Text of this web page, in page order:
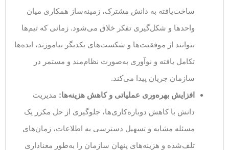
ساخت‌یافته به دانش مشترک، زمینه‌ساز همکاری میان
واحدها و شکل‌گیری تفکر خلاق می‌شود. زمانی که تیم‌ها
بتوانند از موفقیت‌ها و شکست‌های یکدیگر بیاموزند، ایده‌ها
تکامل یافته و نوآوری به‌صورت نظام‌مند و مستمر در
سازمان جریان پیدا می‌کند.
افزایش بهره‌وری عملیاتی و کاهش هزینه‌ها: مدیریت
دانش با کاهش دوباره‌کاری‌ها، جلوگیری از حل مکرر یک
مسئله مشابه و تسهیل دسترسی به اطلاعات، زمان‌های
تلف‌شده و هزینه‌های پنهان سازمان را به‌طور معناداری